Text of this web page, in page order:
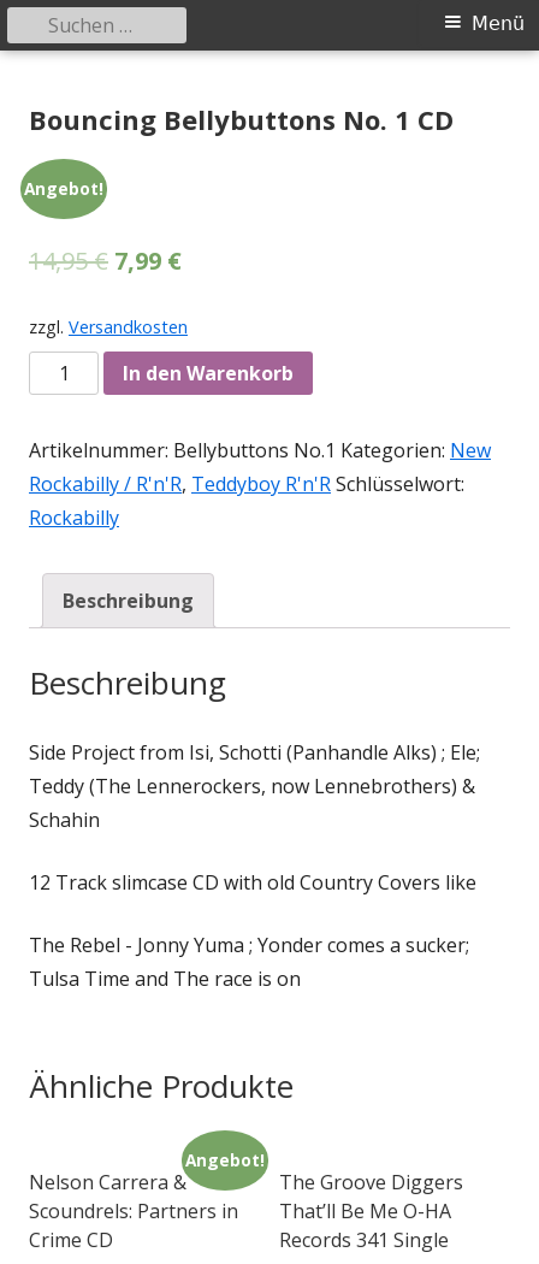
zum
Primäres
Menü
Suchen
nach:
Bouncing Bellybuttons No. 1 CD
Angebot!
14,95€ 7,99 €
zzgl. Versandkosten
Anzahl In den Warenkorb
Artikelnummer: Bellybuttons No.1 Kategorien: New
Rockabilly / R'n'R, Teddyboy R'n'RSchlüsselwort:
Rockabilly
Beschreibung
Beschreibung
Side Project from Isi, Schotti (Panhandle Alks) ; Ele;
Teddy (The Lennerockers, now Lennebrothers) &
Schahin
12 Track slimcase CD with old Country Covers like
The Rebel - Jonny Yuma ; Yonder comes a sucker;
Tulsa Time and The race is on
Ähnliche Produkte
Angebot!
Nelson Carrera &
Scoundrels: Partners in
Crime CD
The Groove Diggers
That’ll Be Me O-HA
Records 341 Single